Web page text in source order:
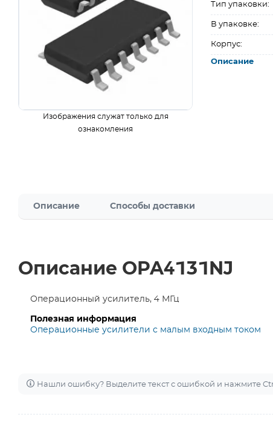
Изображения служат только для
ознакомления
Тип упаковки:
В упаковке:
Корпус:
Описание
Описание Способы доставки
Описание OPA4131NJ
Операционный усилитель, 4 МГц
Полезная информация
Операционные усилители с малым входным током
Нашли ошибку? Выделите текст с ошибкой и нажмите